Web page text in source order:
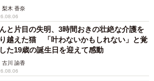
梨木 香奈
と片目の失明、3時間おきの壮絶な介護を
越えた猫 「叶わないかもしれない」と覚
た19歳の誕生日を迎えて感動
古川 諭香